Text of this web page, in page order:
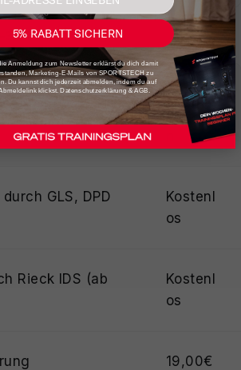
in die Schweiz können sich aufgrund
Wochen verzögern.
Versan
dkoste
GLS, DPD
Kostenl
os
Rieck IDS (ab
Kostenl
os
19,00€
5% RABATT SICHERN
Anmeldung zum Newsletter erklärst du dich damit
Marketing-E-Mails von SPORTSTECH zu
Du kannst dich jederzeit abmelden, indem du auf
klickst. Datenschutzerklärung & AGB.